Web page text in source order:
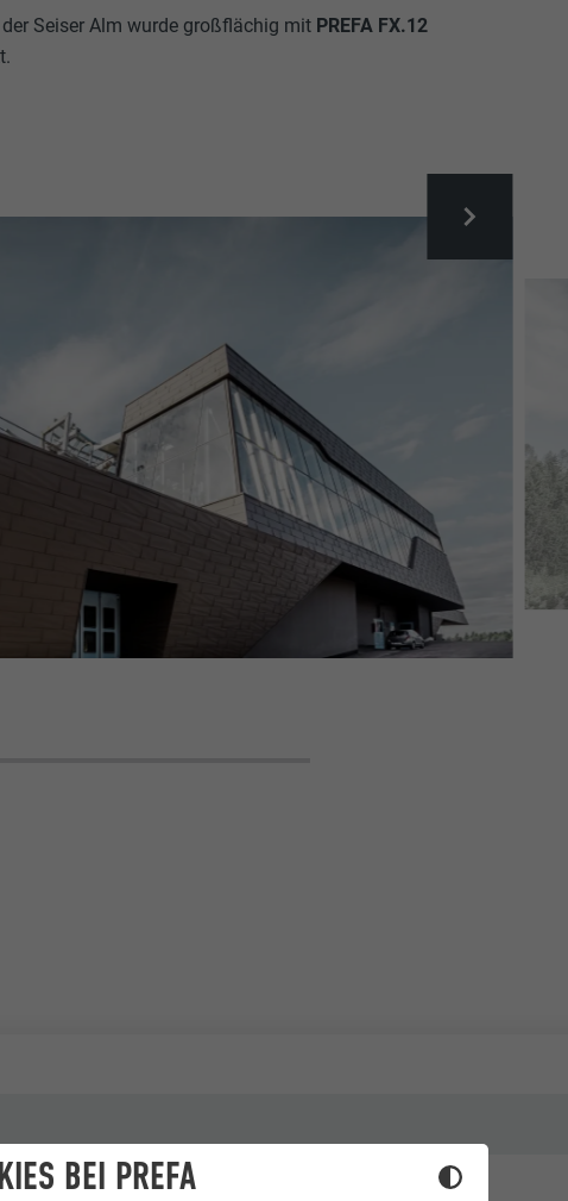
BEI PREFA
Seiser Alm wurde großflächig mit PREFA FX.12